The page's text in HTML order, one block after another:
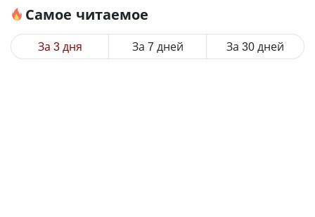
Самое читаемое
За 3 дня За 7 дней За 30 дней